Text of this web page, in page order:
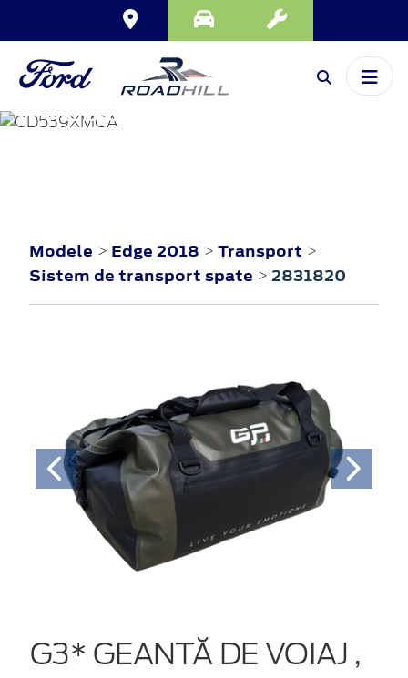
EDGE
Modele > Edge 2018 > Transport >
Sistem de transport spate > 2831820
G3* GEANTĂ DE VOIAJ ,